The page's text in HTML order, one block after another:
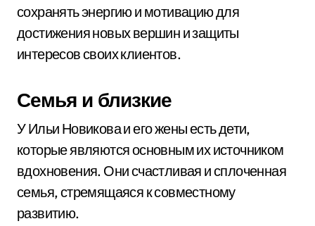
сохранять энергию и мотивацию для
достижения новых вершин и защиты
интересов своих клиентов.
Семья и близкие
У Ильи Новикова и его жены есть дети,
которые являются основным их источником
вдохновения. Они счастливая и сплоченная
семья, стремящаяся к совместному
развитию.